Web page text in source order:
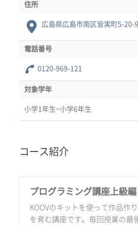
住所
広島県広島市南区皆実町5-20-
電話番号
0120-969-121
対象学年
小学1年生~小学6年生
コース紹介
プログラミング講座上級編
KOOVのキットを使って作品作
を育む講座です。毎回授業の最